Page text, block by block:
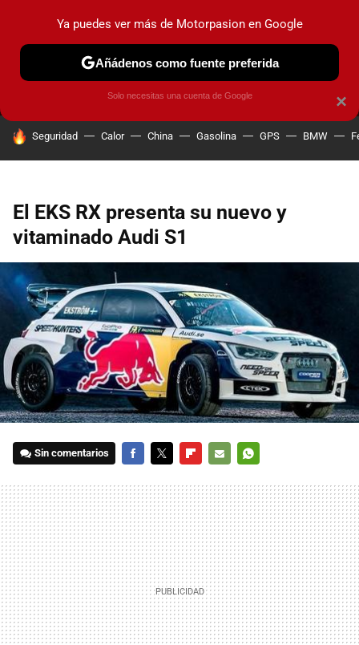
MENÚ NUEVO
COCHES ELÉCTRICOS OBSERVATORIO
HOY SE HABLA DE
Seguridad Calor China Gasolina GPS BMW
El EKS RX presenta su nuevo y
vitaminado Audi S1
Sin comentarios
MAIL
×
Ya puedes ver más de Motorpasion en Google
Añádenos como fuente preferida
Solo necesitas una cuenta de Google